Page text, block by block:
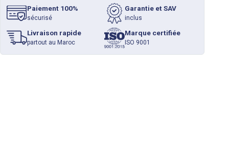
Paiement 100%
sécurisé
Garantie et SAV
inclus
Livraison rapide
partout au Maroc
Marque certifiée
ISO 9001